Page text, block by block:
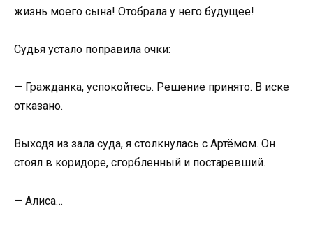
жизнь моего сына! Отобрала у него будущее!
Судья устало поправила очки:
— Гражданка, успокойтесь. Решение принято. В иске
отказано.
Выходя из зала суда, я столкнулась с Артёмом. Он
стоял в коридоре, сгорбленный и постаревший.
— Алиса…